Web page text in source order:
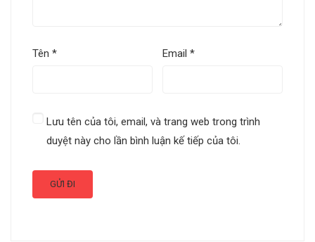
Tên * Email*
Lưu tên của tôi, email, và trang web trong trình
duyệt này cho lần bình luận kế tiếp của tôi.